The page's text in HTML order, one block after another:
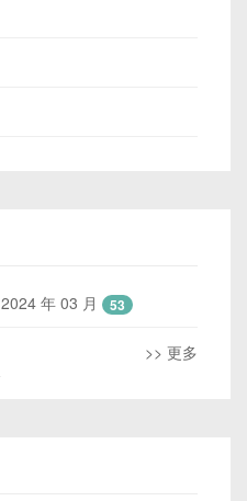
2024 年 03 月 53
>> 更多